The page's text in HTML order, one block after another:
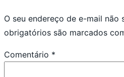
O seu endereço de e-mail não
obrigatórios são marcados
Comentário *